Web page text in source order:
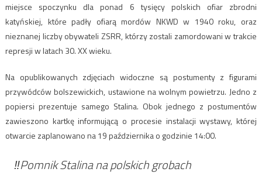
miejsce spoczynku dla ponad 6 tysięcy polskich ofiar zbrodni
katyńskiej, które padły ofiarą mordów NKWD w 1940 roku, oraz
nieznanej liczby obywateli ZSRR, którzy zostali zamordowani w trakcie
represji w latach 30. XX wieku.
Na opublikowanych zdjęciach widoczne są postumenty z figurami
przywódców bolszewickich, ustawione na wolnym powietrzu. Jedno z
popiersi prezentuje samego Stalina. Obok jednego z postumentów
zawieszono kartkę informującą o procesie instalacji wystawy, której
otwarcie zaplanowano na 19 października o godzinie 14:00.
‼️Pomnik Stalina na polskich grobach